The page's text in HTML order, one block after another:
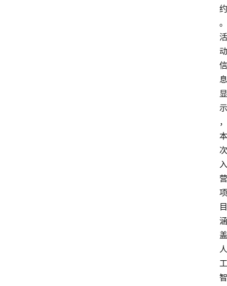
约
。
活
动
信
息
显
示
，
本
次
入
营
项
目
涵
盖
人
工
智